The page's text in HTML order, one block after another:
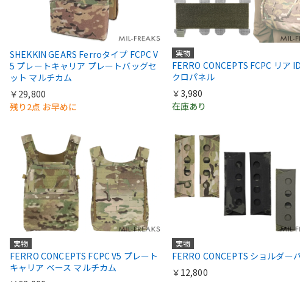
SHEKKIN GEARS Ferroタイプ FCPC V
5 プレートキャリア プレートバッグセ
ット マルチカム
￥29,800
残り2点 お早めに
実物
FERRO CONCEPTS FCPC リア
クロパネル
￥3,980
在庫あり
実物
FERRO CONCEPTS FCPC V5 プレート
キャリア ベース マルチカム
実物
FERRO CONCEPTS ショルダー
￥12,800